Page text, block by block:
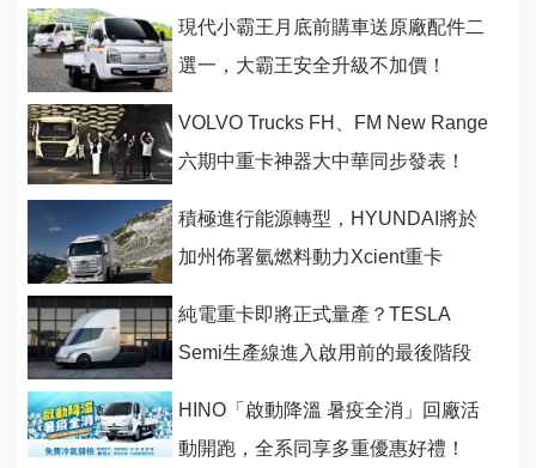
現代小霸王月底前購車送原廠配件二
選一，大霸王安全升級不加價！
VOLVO Trucks FH、FM New Range
六期中重卡神器大中華同步發表！
積極進行能源轉型，HYUNDAI將於
加州佈署氫燃料動力Xcient重卡
純電重卡即將正式量產？TESLA
Semi生產線進入啟用前的最後階段
HINO「啟動降溫 暑疫全消」回廠活
動開跑，全系同享多重優惠好禮！